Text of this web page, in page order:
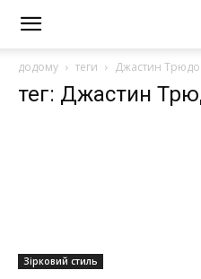
додому теги Джастин Трюдо
тег: Джастин
Зірковий стиль